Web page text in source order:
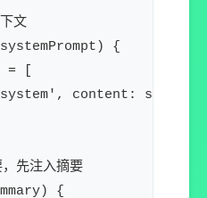
文
{
= [
content:
先注入摘要
{